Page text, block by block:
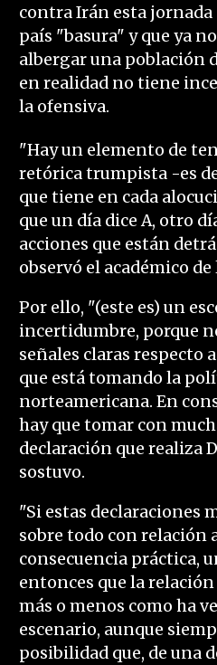
contra Irán esta
país "basura" y que ya
albergar una población
en realidad no tiene
la ofensiva.
"Hay un elemento de
retórica trumpista -es
que tiene en cada
que un día dice A, otro
acciones que están
observó el académico de
Por ello, "(este es) un
incertidumbre, porque
señales claras respecto
que está tomando la
norteamericana. En
hay que tomar con
declaración que realiza
sostuvo.
"Si estas declaraciones
sobre todo con relación
consecuencia práctica,
entonces que la
más o menos como ha
escenario, aunque
posibilidad que, de una